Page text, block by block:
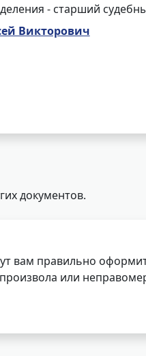
- старший
Викторович
документов.
вам правильно
или